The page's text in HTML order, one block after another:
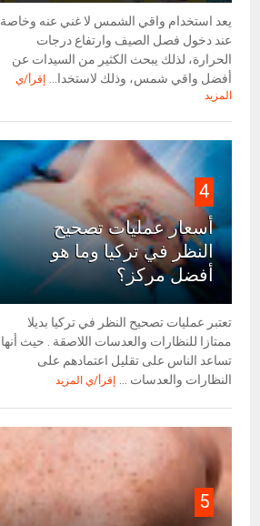
يعد استخدام واقي الشمس لا غني عنه وخاصة
عند دخول فصل الصيف وارتفاع درجات
الحرارة، لذلك يبحث الكثير من السيدات عن
أفضل واقي شمس، وذلك لاستخدا...
إقرأ/ي
المزيد
4
أسعار عمليات تصحيح
النظر في تركيا وما هو
أفضل مركز؟
تعتبر عمليات تصحيح النظر في تركيا بديلا
ممتازا للنظارات والعدسات اللاصقة . حيث أنها
تساعد الناس على تقليل اعتمادهم على
النظارات والعدسات ...
إقرأ/ي المزيد
5